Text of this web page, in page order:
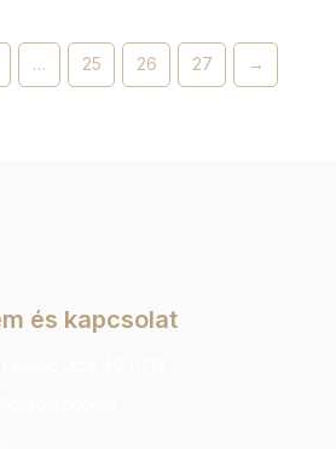
… 25 26 27 →
és kapcsolat